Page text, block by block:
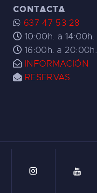
CONTACTA
637 47 53 28
10:00h. a 14:00h.
16:00h. a 20:00h.
INFORMACIÓN
RESERVAS